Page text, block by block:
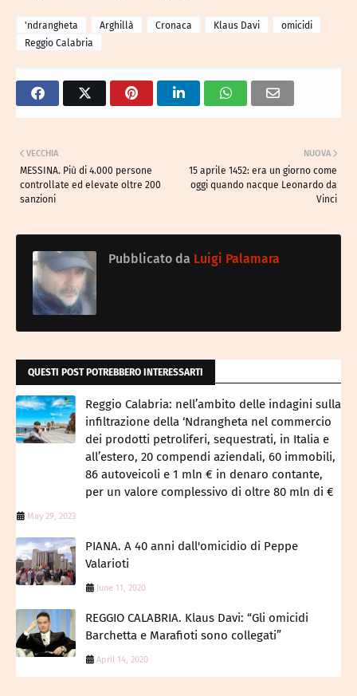
'ndrangheta Arghillà Cronaca Klaus Davi
omicidi
Reggio Calabria
NUOVA
15 aprile 1452: era un giorno come
oggi quando nacque Leonardo da
Vinci
VECCHIA
MESSINA. Più di 4.000 persone
controllate ed elevate oltre 200
sanzioni
Pubblicato da Luigi Palamara
QUESTI POST POTREBBERO INTERESSARTI
Reggio Calabria: nell’ambito delle indagini sulla
infiltrazione della ‘Ndrangheta nel commercio
dei prodotti petroliferi, sequestrati, in Italia e
all’estero, 20 compendi aziendali, 60 immobili,
86 autoveicoli e 1 mln € in denaro contante,
per un valore complessivo di oltre 80 mln di €
May 29, 2023
PIANA. A 40 anni dall'omicidio di Peppe
Valarioti
June 11, 2020
REGGIO CALABRIA. Klaus Davi: “Gli omicidi
Barchetta e Marafioti sono collegati”
April 14, 2020